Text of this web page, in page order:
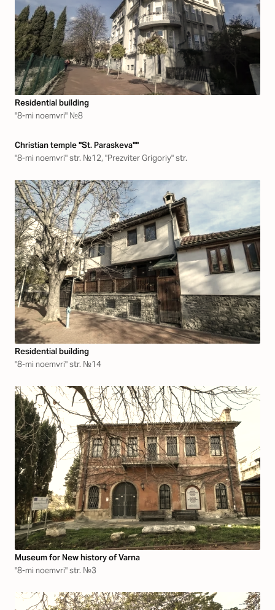
Residential building
"8-mi noemvri" №8
Christian temple "St. Paraskeva""
"8-mi noemvri" str. №12, "Prezviter Grigoriy" str.
Residential building
"8-mi noemvri" str. №14
Museum for New history of Varna
"8-mi noemvri" str. №3